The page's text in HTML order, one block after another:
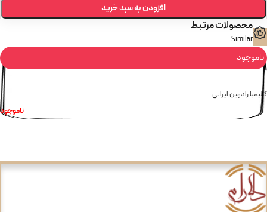
افزودن به سبد خرید
محصولات مرتبط
Similar
ناموجود
کالیمبا رادوین ایرانی
ناموجود